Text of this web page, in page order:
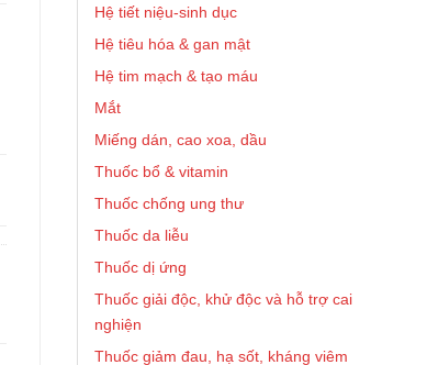
Hệ tiết niệu-sinh dục
Hệ tiêu hóa & gan mật
Hệ tim mạch & tạo máu
Mắt
Miếng dán, cao xoa, dầu
Thuốc bổ & vitamin
Thuốc chống ung thư
Thuốc da liễu
Thuốc dị ứng
Thuốc giải độc, khử độc và hỗ trợ cai
nghiện
Thuốc giảm đau, hạ sốt, kháng viêm